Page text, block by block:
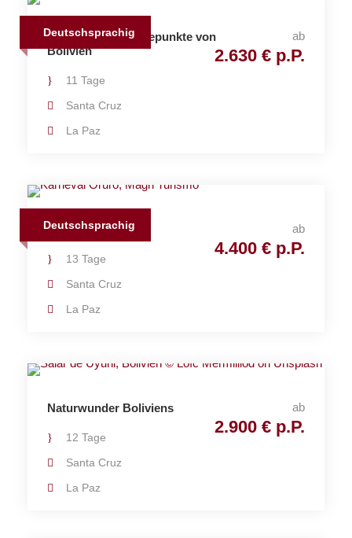
Deutschsprachig
Gruppenreise Höhepunkte von
Bolivien
ab
2.630 € p.P.
11 Tage
Santa Cruz
La Paz
Deutschsprachig
Karneval Bolivien ab
4.400 € p.P.
13 Tage
Santa Cruz
La Paz
Naturwunder Boliviens ab
2.900 € p.P.
12 Tage
Santa Cruz
La Paz